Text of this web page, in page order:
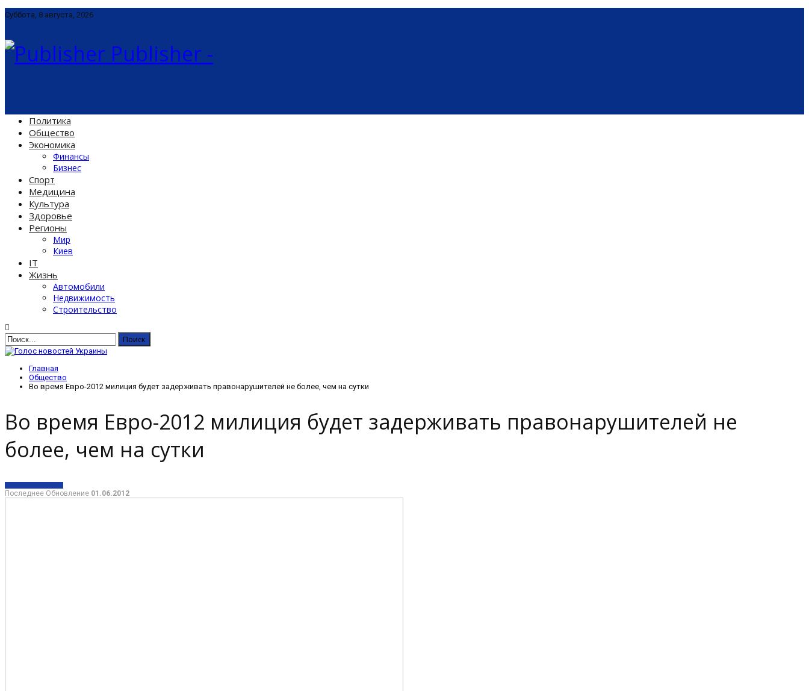
Суббота, 8 августа, 2026
Publisher -
Политика
Общество
Экономика
Финансы
Бизнес
Спорт
Медицина
Культура
Здоровье
Регионы
Мир
Киев
IT
Жизнь
Автомобили
Недвижимость
Строительство
Главная
Общество
Во время Евро-2012 милиция будет задерживать правонарушителей не более, чем на сутки
Во время Евро-2012 милиция будет задерживать правонарушителей не
более, чем на сутки
Последнее Обновление 01.06.2012